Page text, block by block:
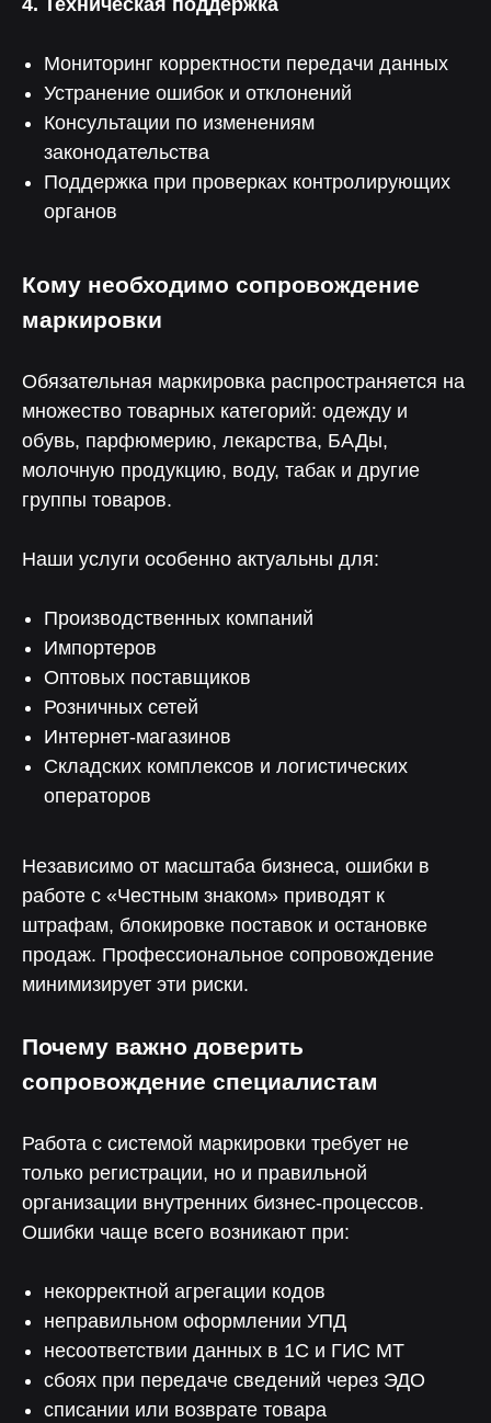
4. Техническая поддержка
Мониторинг корректности передачи данных
Устранение ошибок и отклонений
Консультации по изменениям
законодательства
Поддержка при проверках контролирующих
органов
Кому необходимо сопровождение
маркировки
Обязательная маркировка распространяется на
множество товарных категорий: одежду и
обувь, парфюмерию, лекарства, БАДы,
молочную продукцию, воду, табак и другие
группы товаров.
Наши услуги особенно актуальны для:
Производственных компаний
Импортеров
Оптовых поставщиков
Розничных сетей
Интернет-магазинов
Складских комплексов и логистических
операторов
Независимо от масштаба бизнеса, ошибки в
работе с «Честным знаком» приводят к
штрафам, блокировке поставок и остановке
продаж. Профессиональное сопровождение
минимизирует эти риски.
Почему важно доверить
сопровождение специалистам
Работа с системой маркировки требует не
только регистрации, но и правильной
организации внутренних бизнес-процессов.
Ошибки чаще всего возникают при:
некорректной агрегации кодов
неправильном оформлении УПД
несоответствии данных в 1С и ГИС МТ
сбоях при передаче сведений через ЭДО
списании или возврате товара
Собственная разработка
без зависимостей
от сторонних платформ
Глубокая экспертиза
и складских процессов
Индивидуальный подход
к каждому проекту
Быстрая адаптация
к изменениям законодательства
Поддержка от экспертов